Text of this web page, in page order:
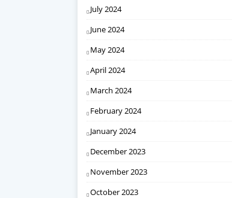
July 2024
June 2024
May 2024
April 2024
March 2024
February 2024
January 2024
December 2023
November 2023
October 2023